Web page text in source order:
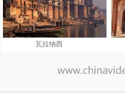
瓦拉纳西